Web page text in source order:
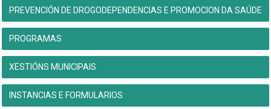
PREVENCIÓN DE DROGODEPENDENCIAS E PROMOCION DA SAÚDE
PROGRAMAS
XESTIÓNS MUNICIPAIS
INSTANCIAS E FORMULARIOS